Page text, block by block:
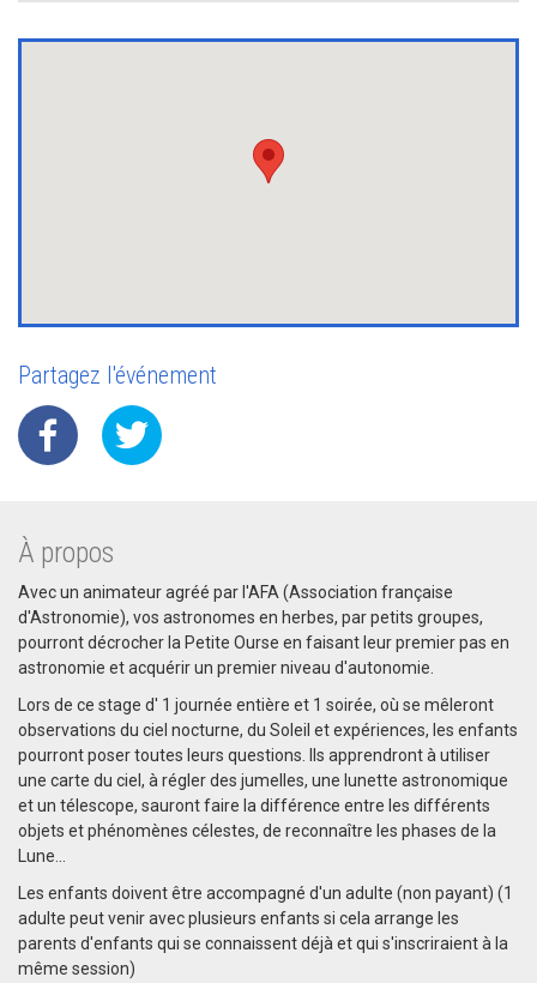
Partagez l'événement
À propos
Avec un animateur agréé par l'AFA (Association française
d'Astronomie), vos astronomes en herbes, par petits groupes,
pourront décrocher la Petite Ourse en faisant leur premier pas en
astronomie et acquérir un premier niveau d'autonomie.
Lors de ce stage d' 1 journée entière et 1 soirée, où se mêleront
observations du ciel nocturne, du Soleil et expériences, les enfants
pourront poser toutes leurs questions. Ils apprendront à utiliser
une carte du ciel, à régler des jumelles, une lunette astronomique
et un télescope, sauront faire la différence entre les différents
objets et phénomènes célestes, de reconnaître les phases de la
Lune...
Les enfants doivent être accompagné d'un adulte (non payant) (1
adulte peut venir avec plusieurs enfants si cela arrange les
parents d'enfants qui se connaissent déjà et qui s'inscriraient à la
même session)